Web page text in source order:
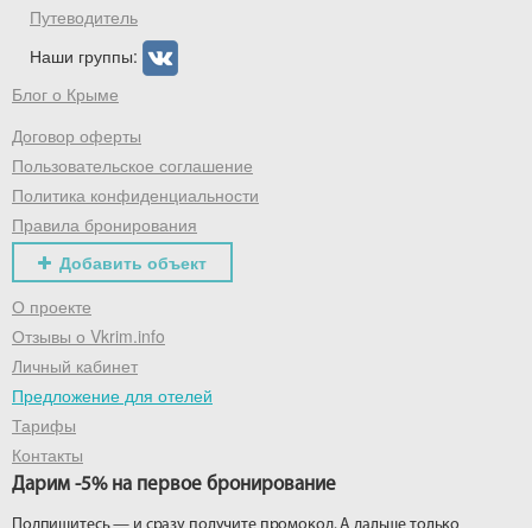
Путеводитель
Наши группы:
Блог о Крыме
Договор оферты
Пользовательское соглашение
Политика конфиденциальности
Правила бронирования
Добавить объект
О проекте
Отзывы о Vkrim.info
Личный кабинет
Предложение для отелей
Тарифы
Контакты
Дарим -5% на первое бронирование